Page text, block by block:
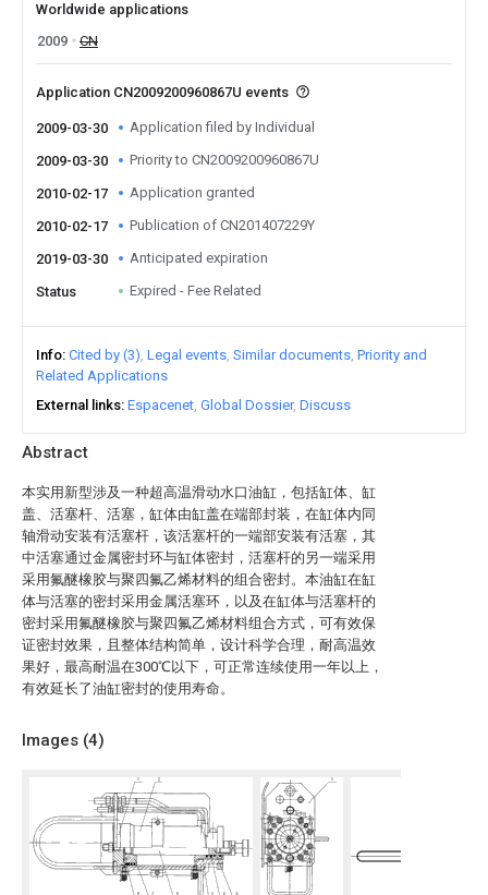
Abstract
本实用新型涉及一种超高温滑动水口油缸，包括缸体、缸
盖、活塞杆、活塞，缸体由缸盖在端部封装，在缸体内同
轴滑动安装有活塞杆，该活塞杆的一端部安装有活塞，其
中活塞通过金属密封环与缸体密封，活塞杆的另一端采用
采用氟醚橡胶与聚四氟乙烯材料的组合密封。本油缸在缸
体与活塞的密封采用金属活塞环，以及在缸体与活塞杆的
密封采用氟醚橡胶与聚四氟乙烯材料组合方式，可有效保
证密封效果，且整体结构简单，设计科学合理，耐高温效
果好，最高耐温在300℃以下，可正常连续使用一年以上，
有效延长了油缸密封的使用寿命。
Images (4)
Worldwide applications
2009
CN
Application CN2009200960867U events
2009-03-30 Application filed by Individual
2009-03-30 Priority to CN2009200960867U
2010-02-17 Application granted
2010-02-17 Publication of CN201407229Y
2019-03-30 Anticipated expiration
Status Expired - Fee Related
Info Cited by (3) Legal events Similar documents Priority and
Related Applications
External links Espacenet Global Dossier Discuss